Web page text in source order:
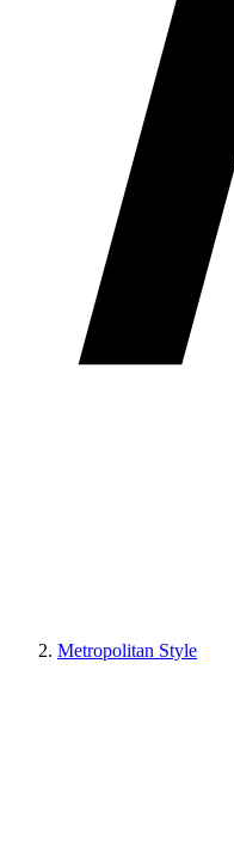
Metropolitan Style